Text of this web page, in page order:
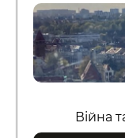
Війна